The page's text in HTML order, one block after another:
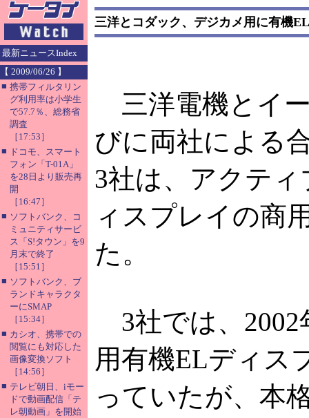
最新ニュースIndex
【 2009/06/26 】
■ 携帯フィルタリン
グ利用率は小学生
で57.7％、総務省
調査
［17:53］
■ ドコモ、スマート
フォン「T-01A」
を28日より販売再
開
［16:47］
■ ソフトバンク、コ
ミュニティサービ
ス「S!タウン」を9
月末で終了
［15:51］
■ ソフトバンク、ブ
ランドキャラクタ
ーにSMAP
［15:34］
■ カシオ、携帯での
閲覧にも対応した
画像変換ソフト
［14:56］
■ テレビ朝日、iモー
ドで動画配信「テ
レ朝動画」を開始
三洋とコダック、デジカメ用に有機
三洋電機とイ
びに両社による
3社は、アクテ
ィスプレイの商
た。
3社では、2002
用有機ELディス
っていたが、本